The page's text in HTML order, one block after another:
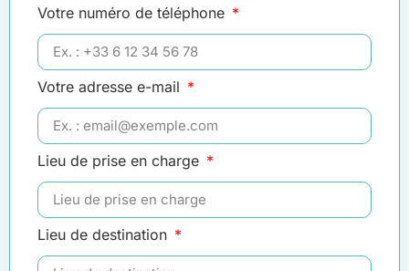
Votre numéro de téléphone
Votre adresse e-mail
Lieu de prise en charge
Lieu de destination